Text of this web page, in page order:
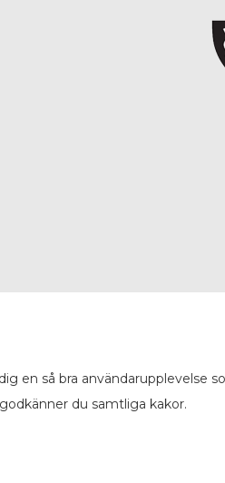
en så bra användarupplevelse
du samtliga kakor.